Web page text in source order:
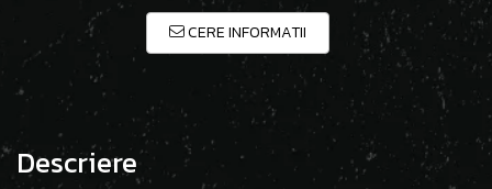
CERE INFORMATII
Descriere